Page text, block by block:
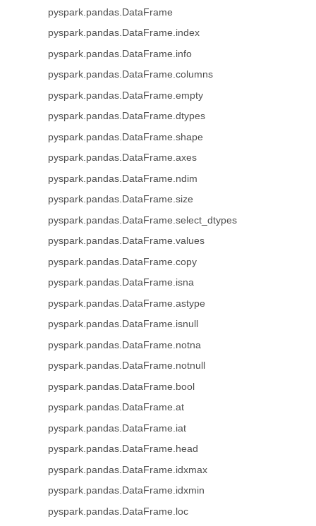
pyspark.pandas.DataFrame
pyspark.pandas.DataFrame.index
pyspark.pandas.DataFrame.info
pyspark.pandas.DataFrame.columns
pyspark.pandas.DataFrame.empty
pyspark.pandas.DataFrame.dtypes
pyspark.pandas.DataFrame.shape
pyspark.pandas.DataFrame.axes
pyspark.pandas.DataFrame.ndim
pyspark.pandas.DataFrame.size
pyspark.pandas.DataFrame.select_dtypes
pyspark.pandas.DataFrame.values
pyspark.pandas.DataFrame.copy
pyspark.pandas.DataFrame.isna
pyspark.pandas.DataFrame.astype
pyspark.pandas.DataFrame.isnull
pyspark.pandas.DataFrame.notna
pyspark.pandas.DataFrame.notnull
pyspark.pandas.DataFrame.bool
pyspark.pandas.DataFrame.at
pyspark.pandas.DataFrame.iat
pyspark.pandas.DataFrame.head
pyspark.pandas.DataFrame.idxmax
pyspark.pandas.DataFrame.idxmin
pyspark.pandas.DataFrame.loc